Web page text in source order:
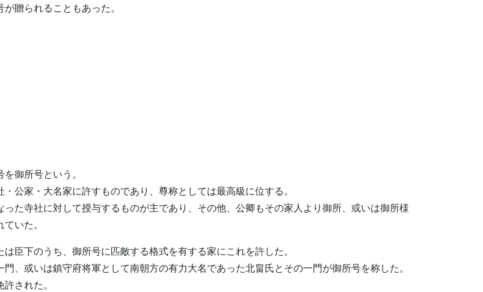
贈られることもあった。
御所号という。
公家・大名家に許すものであり、尊称としては最高級に位する。
た寺社に対して授与するものが主であり、その他、公卿もその家人より御所、或いは御所様
いた。
臣下のうち、御所号に匹敵する格式を有する家にこれを許した。
、或いは鎮守府将軍として南朝方の有力大名であった北畠氏とその一門が御所号を称した。
された。